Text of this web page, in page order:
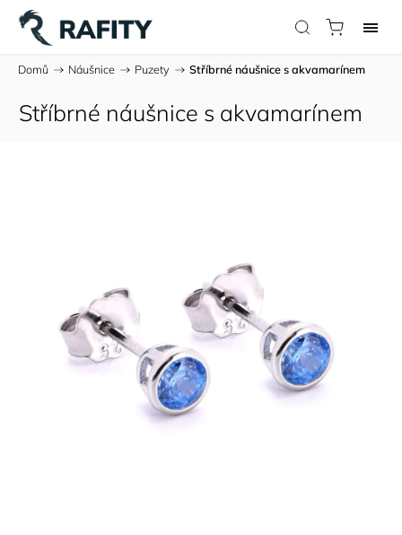
Domů / Náušnice / Puzety / Stříbrné náušnice s akvamarínem
Stříbrné náušnice s akvamarínem